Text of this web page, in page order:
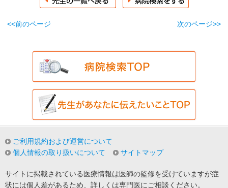
<<前のページ 次のページ>>
ご利用規約および運営について
個人情報の取り扱いについて
サイトマップ
サイトに掲載されている医療情報は医師の監修を受けていますが症
状には個人差があるため、詳しくは専門医にご相談ください。